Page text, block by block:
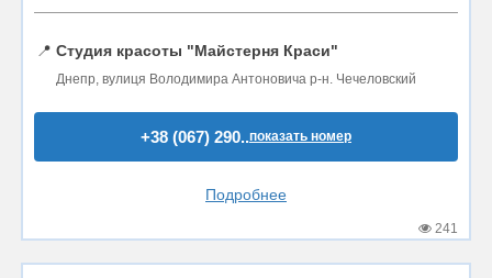
📍 Студия красоты "Майстерня Краси"
Днепр, вулиця Володимира Антоновича р-н. Чечеловский
+38 (067) 290..показать номер
Подробнее
241